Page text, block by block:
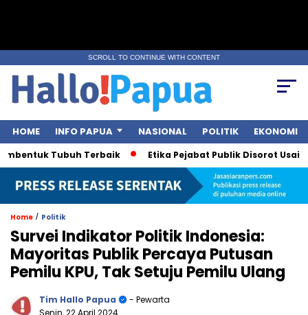
SCROLL TO CONTINUE WITH CONTENT
HOME INFO PAPUA NASIONAL POLITIK EKONOMI
Tubuh Terbaik Etika Pejabat Publik Disorot Usai
Home / Politik
Survei Indikator Politik Indonesia:
Mayoritas Publik Percaya Putusan
Pemilu KPU, Tak Setuju Pemilu Ulang
Tim Hallo Papua
- Pewarta
Senin, 22 April 2024